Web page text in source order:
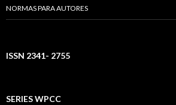
NORMAS PARA AUTORES
ISSN 2341- 2755
SERIES WPCC